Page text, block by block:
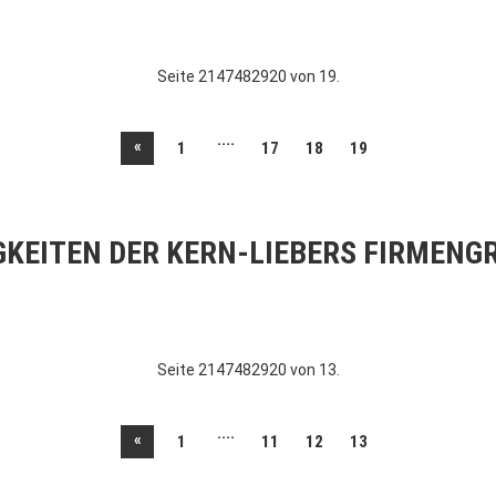
Seite 2147482920 von 19.
« 1 .... 17 18 19
DER KERN-LIEBERS
Seite 2147482920 von 13.
« 1 .... 11 12 13